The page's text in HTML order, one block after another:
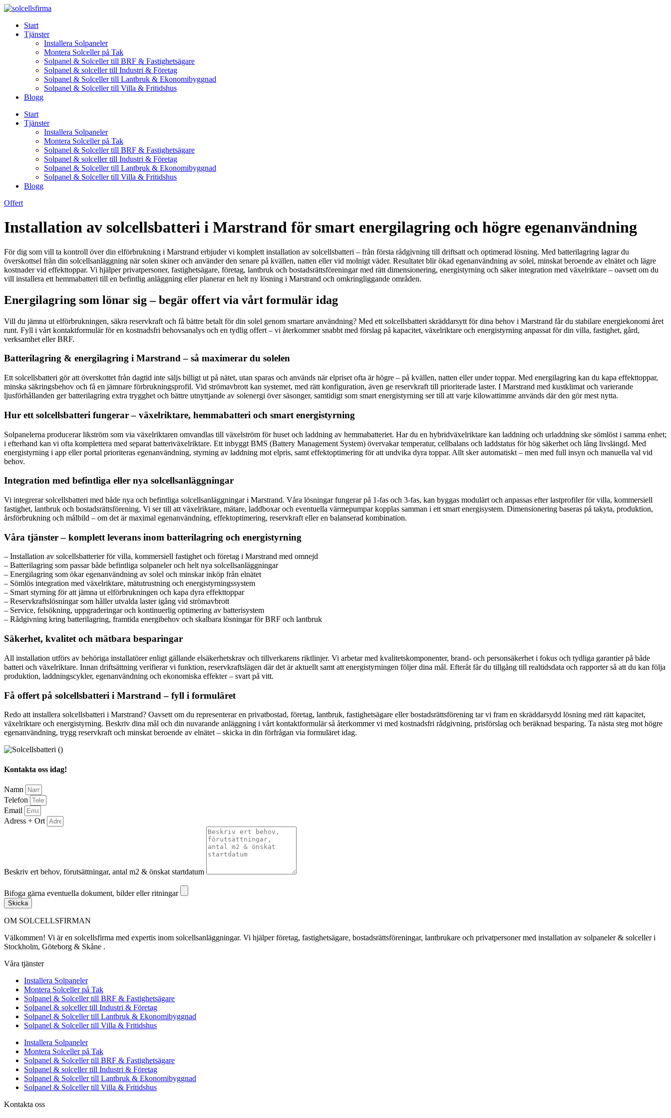
Skip
contentStart
Tjänster
Installera Solpaneler
Montera Solceller på Tak
Solpanel & Solceller till BRF & Fastighetsägare
Solpanel & solceller till Industri & Företag
Solpanel & Solceller till Lantbruk & Ekonomibyggnad
Solpanel & Solceller till Villa & Fritidshus
Blogg
Start
Tjänster
Installera Solpaneler
Montera Solceller på Tak
Solpanel & Solceller till BRF & Fastighetsägare
Solpanel & solceller till Industri & Företag
Solpanel & Solceller till Lantbruk & Ekonomibyggnad
Solpanel & Solceller till Villa & Fritidshus
Blogg
Offert
Installation av solcellsbatteri i Marstrand för smart energilagring och högre egenanvändning
För dig som vill ta kontroll över din elförbrukning i Marstrand erbjuder vi komplett installation av solcellsbatteri – från första rådgivning till driftsatt och optimerad lösning. Med batterilagring lagrar du
överskottsel från din solcellsanläggning när solen skiner och använder den senare på kvällen, natten eller vid molnigt väder. Resultatet blir ökad egenanvändning av solel, minskat beroende av elnätet och lägre
kostnader vid effekttoppar. Vi hjälper privatpersoner, fastighetsägare, företag, lantbruk och bostadsrättsföreningar med rätt dimensionering, energistyrning och säker integration med växelriktare – oavsett om du
vill installera ett hemmabatteri till en befintlig anläggning eller planerar en helt ny lösning i Marstrand och omkringliggande områden.
Energilagring som lönar sig – begär offert via vårt formulär idag
Vill du jämna ut elförbrukningen, säkra reservkraft och få bättre betalt för din solel genom smartare användning? Med ett solcellsbatteri skräddarsytt för dina behov i Marstrand får du stabilare energiekonomi året
runt. Fyll i vårt kontaktformulär för en kostnadsfri behovsanalys och en tydlig offert – vi återkommer snabbt med förslag på kapacitet, växelriktare och energistyrning anpassat för din villa, fastighet, gård,
verksamhet eller BRF.
Batterilagring & energilagring i Marstrand – så maximerar du solelen
Ett solcellsbatteri gör att överskottet från dagtid inte säljs billigt ut på nätet, utan sparas och används när elpriset ofta är högre – på kvällen, natten eller under toppar. Med energilagring kan du kapa effekttoppar,
minska säkringsbehov och få en jämnare förbrukningsprofil. Vid strömavbrott kan systemet, med rätt konfiguration, även ge reservkraft till prioriterade laster. I Marstrand med kustklimat och varierande
ljusförhållanden ger batterilagring extra trygghet och bättre utnyttjande av solenergi över säsonger, samtidigt som smart energistyrning ser till att varje kilowattimme används där den gör mest nytta.
Hur ett solcellsbatteri fungerar – växelriktare, hemmabatteri och smart energistyrning
Solpanelerna producerar likström som via växelriktaren omvandlas till växelström för huset och laddning av hemmabatteriet. Har du en hybridväxelriktare kan laddning och urladdning ske sömlöst i samma enhet;
i efterhand kan vi ofta komplettera med separat batteriväxelriktare. Ett inbyggt BMS (Battery Management System) övervakar temperatur, cellbalans och laddstatus för hög säkerhet och lång livslängd. Med
energistyrning i app eller portal prioriteras egenanvändning, styrning av laddning mot elpris, samt effektoptimering för att undvika dyra toppar. Allt sker automatiskt – men med full insyn och manuella val vid
behov.
Integration med befintliga eller nya solcellsanläggningar
Vi integrerar solcellsbatteri med både nya och befintliga solcellsanläggningar i Marstrand. Våra lösningar fungerar på 1-fas och 3-fas, kan byggas modulärt och anpassas efter lastprofiler för villa, kommersiell
fastighet, lantbruk och bostadsrättsförening. Vi ser till att växelriktare, mätare, laddboxar och eventuella värmepumpar kopplas samman i ett smart energisystem. Dimensionering baseras på takyta, produktion,
årsförbrukning och målbild – om det är maximal egenanvändning, effektoptimering, reservkraft eller en balanserad kombination.
Våra tjänster – komplett leverans inom batterilagring och energistyrning
– Installation av solcellsbatterier för villa, kommersiell fastighet och företag i Marstrand med omnejd
– Batterilagring som passar både befintliga solpaneler och helt nya solcellsanläggningar
– Energilagring som ökar egenanvändning av solel och minskar inköp från elnätet
– Sömlös integration med växelriktare, mätutrustning och energistyrningssystem
– Smart styrning för att jämna ut elförbrukningen och kapa dyra effekttoppar
– Reservkraftslösningar som håller utvalda laster igång vid strömavbrott
– Service, felsökning, uppgraderingar och kontinuerlig optimering av batterisystem
– Rådgivning kring batterilagring, framtida energibehov och skalbara lösningar för BRF och lantbruk
Säkerhet, kvalitet och mätbara besparingar
All installation utförs av behöriga installatörer enligt gällande elsäkerhetskrav och tillverkarens riktlinjer. Vi arbetar med kvalitetskomponenter, brand- och personsäkerhet i fokus och tydliga garantier på både
batteri och växelriktare. Innan driftsättning verifierar vi funktion, reservkraftslägen där det är aktuellt samt att energistyrningen följer dina mål. Efteråt får du tillgång till realtidsdata och rapporter så att du kan följa
produktion, laddningscykler, egenanvändning och ekonomiska effekter – svart på vitt.
Få offert på solcellsbatteri i Marstrand – fyll i formuläret
Redo att installera solcellsbatteri i Marstrand? Oavsett om du representerar en privatbostad, företag, lantbruk, fastighetsägare eller bostadsrättsförening tar vi fram en skräddarsydd lösning med rätt kapacitet,
växelriktare och energistyrning. Beskriv dina mål och din nuvarande anläggning i vårt kontaktformulär så återkommer vi med kostnadsfri rådgivning, prisförslag och beräknad besparing. Ta nästa steg mot högre
egenanvändning, trygg reservkraft och minskat beroende av elnätet – skicka in din förfrågan via formuläret idag.
Kontakta oss idag!
Namn
Telefon
Email
Adress + Ort
Beskriv ert behov, förutsättningar, antal m2 & önskat startdatum
Bifoga gärna eventuella dokument, bilder eller ritningar
Skicka
OM SOLCELLSFIRMAN
Välkommen! Vi är en solcellsfirma med expertis inom solcellsanläggningar. Vi hjälper företag, fastighetsägare, bostadsrättsföreningar, lantbrukare och privatpersoner med installation av solpaneler & solceller i
Stockholm, Göteborg & Skåne .
Våra tjänster
Installera Solpaneler
Montera Solceller på Tak
Solpanel & Solceller till BRF & Fastighetsägare
Solpanel & solceller till Industri & Företag
Solpanel & Solceller till Lantbruk & Ekonomibyggnad
Solpanel & Solceller till Villa & Fritidshus
Installera Solpaneler
Montera Solceller på Tak
Solpanel & Solceller till BRF & Fastighetsägare
Solpanel & solceller till Industri & Företag
Solpanel & Solceller till Lantbruk & Ekonomibyggnad
Solpanel & Solceller till Villa & Fritidshus
Kontakta oss